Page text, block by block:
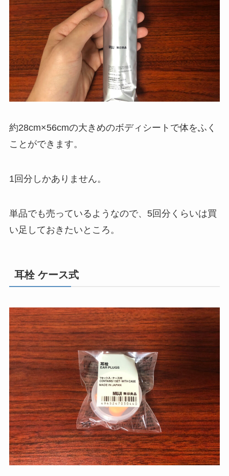
約28cm×56cmの大きめのボディシートで体をふく
ことができます。
1回分しかありません。
単品でも売っているようなので、5回分くらいは買
い足しておきたいところ。
耳栓 ケース式